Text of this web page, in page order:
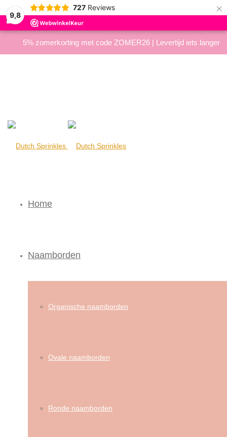
9,8
727 Reviews ×
5% zomerkorting met code ZOMER26 | Levertijd iets langer
Home
Naamborden
Organische naamborden
Ovale naamborden
Ronde naamborden